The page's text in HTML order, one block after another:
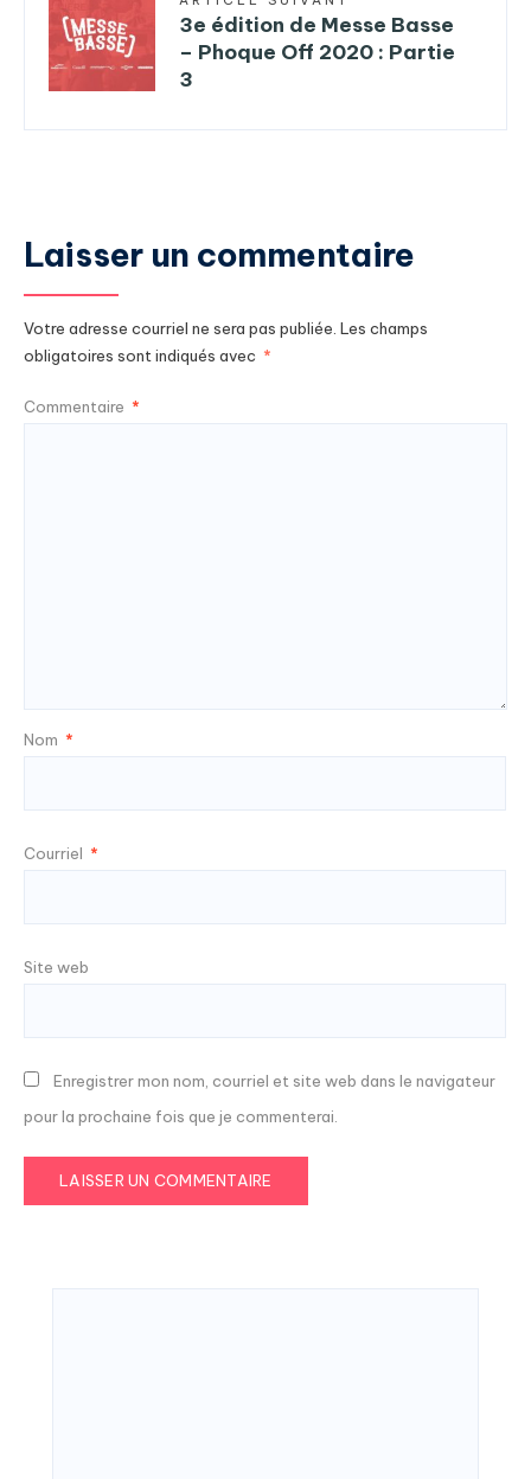
3e édition de Messe Basse
– Phoque Off 2020 : Partie
3
Laisser un commentaire
Votre adresse courriel ne sera pas publiée. Les champs
obligatoires sont indiqués avec *
Commentaire *
Nom *
Courriel *
Site web
Enregistrer mon nom, courriel et site web dans le navigateur
pour la prochaine fois que je commenterai.